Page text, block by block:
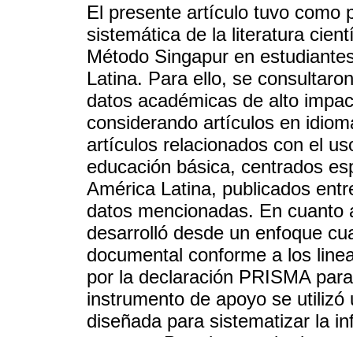
El presente artículo tuvo como
sistemática de la literatura
Método Singapur en
Latina. Para ello, se
datos académicas de alto
considerando artículos en
artículos relacionados con el
educación básica, centrados
América Latina, publicados
datos mencionadas. En
desarrolló desde un enfoque
documental conforme a los
por la declaración PRISMA
instrumento de apoyo se
diseñada para sistematizar la